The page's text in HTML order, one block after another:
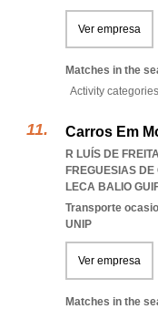
Ver empresa
Matches in the
Activity
Carros Em
R LUÍS DE
FREGUESIAS
LECA BALIO
Transporte
UNIP
Ver empresa
Matches in the